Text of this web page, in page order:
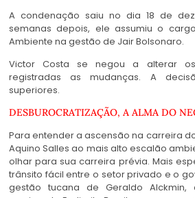
A condenação saiu no dia 18 de
semanas depois, ele assumiu o
Ambiente na gestão de Jair Bolsonaro.
Victor Costa se negou a alterar
registradas as mudanças. A
superiores.
DESBUROCRATIZAÇÃO, A ALMA DO
Para entender a ascensão na carreira
Aquino Salles ao mais alto escalão
olhar para sua carreira prévia. Mais
trânsito fácil entre o setor privado e o
gestão tucana de Geraldo